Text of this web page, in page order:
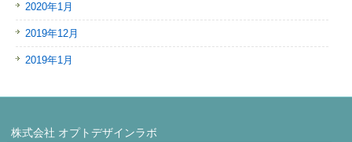
2020年1月
2019年12月
2019年1月
株式会社 オプトデザインラボ